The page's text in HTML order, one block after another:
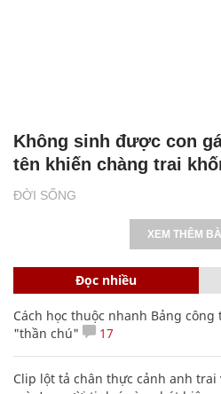
ĐỜI SỐNG
Không sinh được con
tên khiến chàng trai
XEM THÊM
Đọc nhiều
Cách học thuộc nhanh Bảng
"thần chú"
17
Clip lột tả chân thực cảnh anh